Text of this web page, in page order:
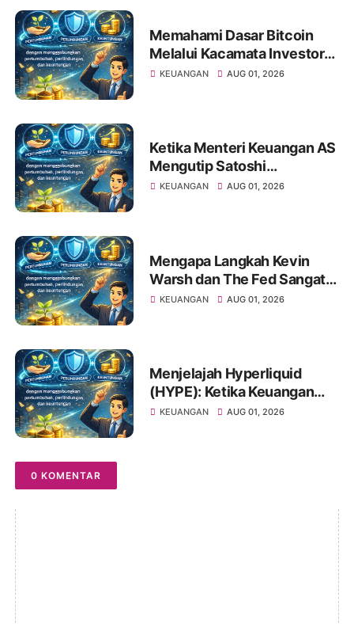
Memahami Dasar Bitcoin
Melalui Kacamata Investor
Saham
KEUANGAN AUG 01, 2026
Ketika Menteri Keuangan AS
Mengutip Satoshi
Nakamoto: Apa Artinya bagi
KEUANGAN AUG 01, 2026
Mengapa Langkah Kevin
Warsh dan The Fed Sangat
Penting Bagi Portofolio
KEUANGAN AUG 01, 2026
Menjelajah Hyperliquid
(HYPE): Ketika Keuangan
Tradisional Berkelindan
KEUANGAN AUG 01, 2026
0 KOMENTAR